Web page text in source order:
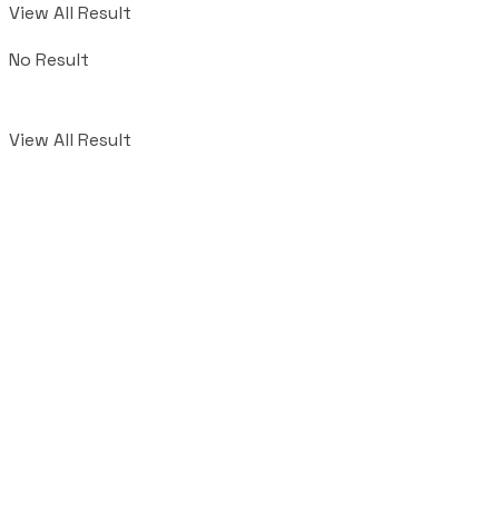
No Result
View All Result
View All Result